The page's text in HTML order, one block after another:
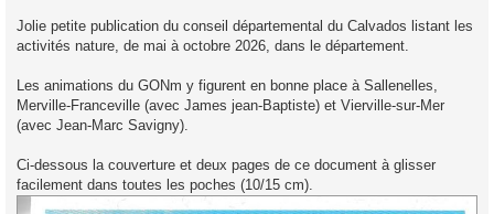
g
e
Jolie petite publication du conseil départemental du Calvados listant les
activités nature, de mai à octobre 2026, dans le département.
Les animations du GONm y figurent en bonne place à Sallenelles,
Merville-Franceville (avec James jean-Baptiste) et Vierville-sur-Mer
(avec Jean-Marc Savigny).
Ci-dessous la couverture et deux pages de ce document à glisser
facilement dans toutes les poches (10/15 cm).